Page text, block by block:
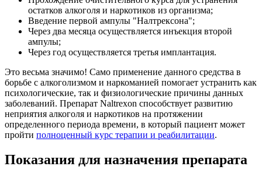
остатков алкоголя и наркотиков из организма;
Введение первой ампулы "Налтрексона";
Через два месяца осуществляется инъекция второй
ампулы;
Через год осуществляется третья имплантация.
Это весьма значимо! Само применение данного средства в
борьбе с алкоголизмом и наркоманией помогает устранить как
психологические, так и физиологические причины данных
заболеваний. Препарат Naltrexon способствует развитию
неприятия алкоголя и наркотиков на протяжении
определенного периода времени, в который пациент может
пройти полноценный курс терапии и реабилитации.
Показания для назначения препарата